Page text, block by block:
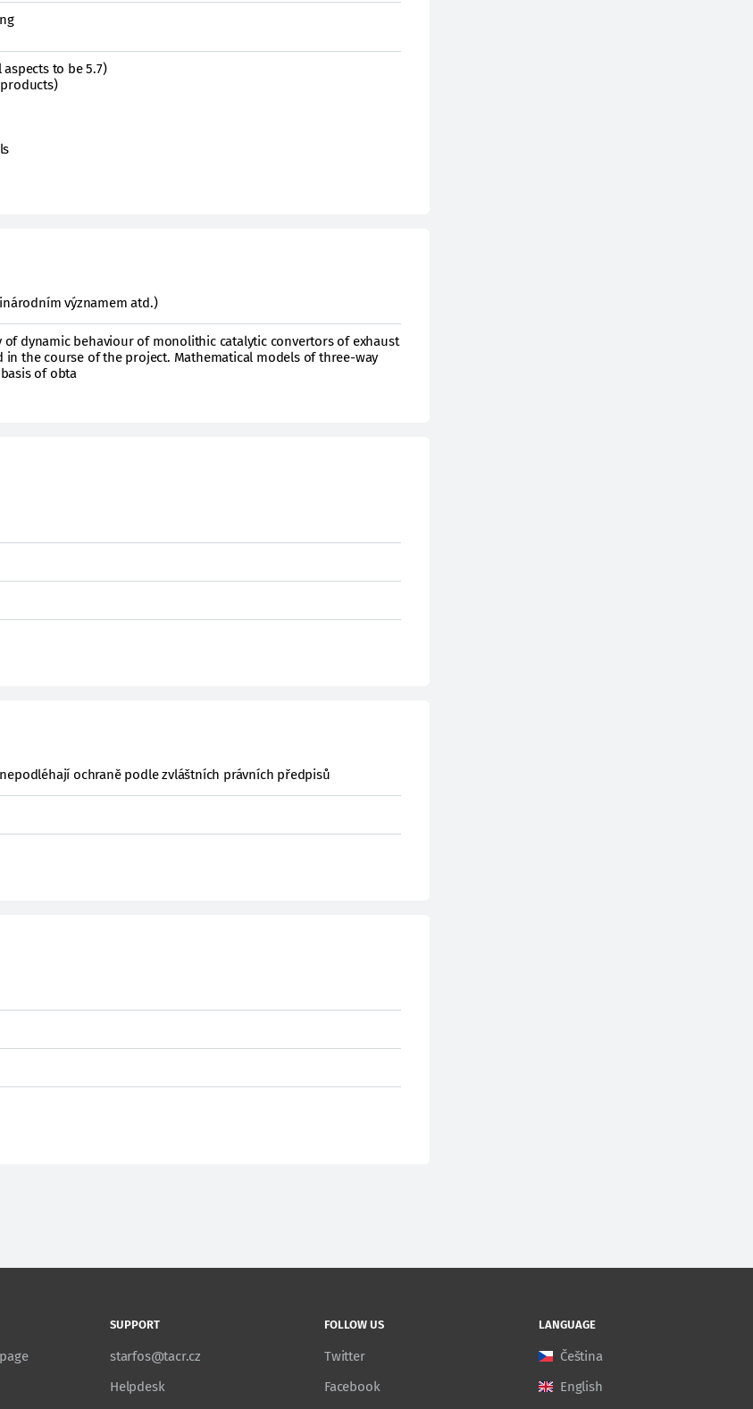
to be 5.7)
významem atd.)
dynamic behaviour of monolithic catalytic convertors of exhaust
in the course of the project. Mathematical models of three-way
of obta
ochraně podle zvláštních právních předpisů
SUPPORT
starfos@tacr.cz
Helpdesk
FOLLOW US
Twitter
Facebook
LANGUAGE
Čeština
English